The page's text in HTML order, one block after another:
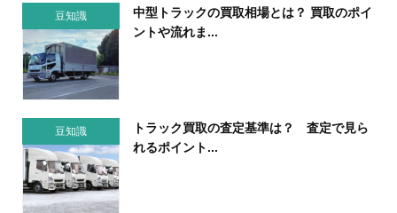
豆知識
中型トラックの買取相場とは？ 買取のポイ
ントや流れま...
豆知識
トラック買取の査定基準は？ 査定で見ら
れるポイント...